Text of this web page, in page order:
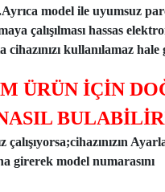
model ile uyumsuz
çalışılması hassas
cihazınızı kullanılamaz
ÜRÜN İÇİN
çalışıyorsa;cihazınızın
girerek model numarasını